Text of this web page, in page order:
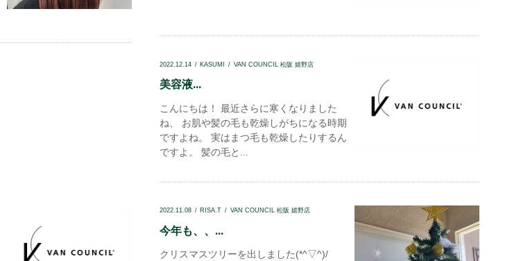
2022.12.14 KASUMI VAN COUNCIL 松阪 嬉野店
美容液...
こんにちは！ 最近さらに寒くなりました
ね、 お肌や髪の毛も乾燥しがちになる時期
ですよね。 実はまつ毛も乾燥したりするん
ですよ。 髪の毛と...
2022.11.08 RISA.T VAN COUNCIL 松阪 嬉野店
今年も、、...
クリスマスツリーを出しました(*^▽^)/